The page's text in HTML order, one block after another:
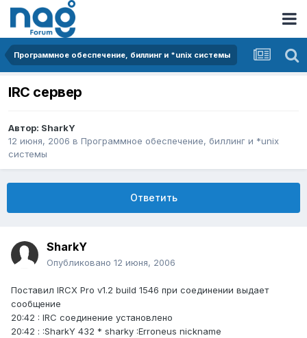
Программное обеспечение, биллинг и *unix системы
IRC сервер
Автор: SharkY
12 июня, 2006 в Программное обеспечение, биллинг и *unix
системы
Ответить
SharkY
Опубликовано 12 июня, 2006
Поставил IRCX Pro v1.2 build 1546 при соединении выдает
сообщение
20:42 : IRC соединение установлено
20:42 : :SharkY 432 * sharky :Erroneus nickname